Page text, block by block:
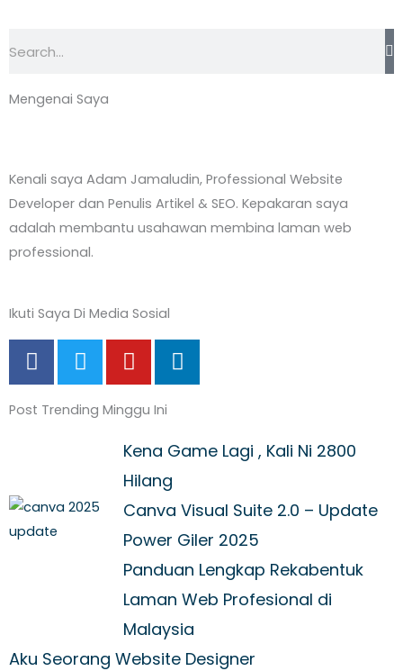
Mengenai Saya
Kenali saya Adam Jamaludin, Professional Website
Developer dan Penulis Artikel & SEO. Kepakaran saya
adalah membantu usahawan membina laman web
professional.
Ikuti Saya Di Media Sosial
F
a
c
e
k
-
T
w
i
t
Y
o
u
t
u
b
e
L
i
n
e
d
n
Post Trending Minggu Ini
Kena Game Lagi , Kali Ni 2800
Hilang
Canva Visual Suite 2.0 – Update
Power Giler 2025
Panduan Lengkap Rekabentuk
Laman Web Profesional di
Malaysia
Aku Seorang Website Designer